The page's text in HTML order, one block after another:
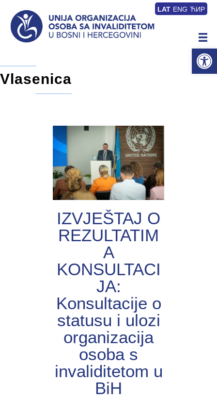
LAT ENG ЋИР
Vlasenica
IZVJEŠTAJ O
REZULTATIM
A
KONSULTACI
JA:
Konsultacije o
statusu i ulozi
organizacija
osoba s
invaliditetom u
BiH